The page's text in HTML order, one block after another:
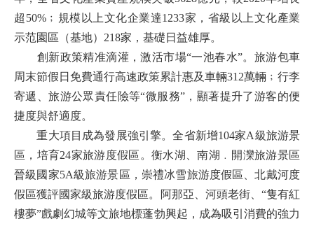
超50%﹔規模以上文化企業達1233家，省級以上文化產業
示范園區（基地）218家，基礎日益雄厚。
創新政策精准滴灌，激活市場“一池春水”。旅游包車
周末節假日免費通行高速政策累計惠及車輛312萬輛﹔行李
寄遞、旅游公眾責任險等“微服務”，顯著提升了游客的便
捷度與舒適度。
重大項目成為發展強引擎。全省新增104家A級旅游景
區，培育24家旅游度假區。衡水湖、南湖﹒開灤旅游景區
晉級國家5A級旅游景區，崇禮冰雪旅游度假區、北戴河度
假區獲評國家級旅游度假區。阿那亞、河頭老街、“隻有紅
樓夢”戲劇幻城等文旅地標蓬勃興起，成為吸引消費的強力